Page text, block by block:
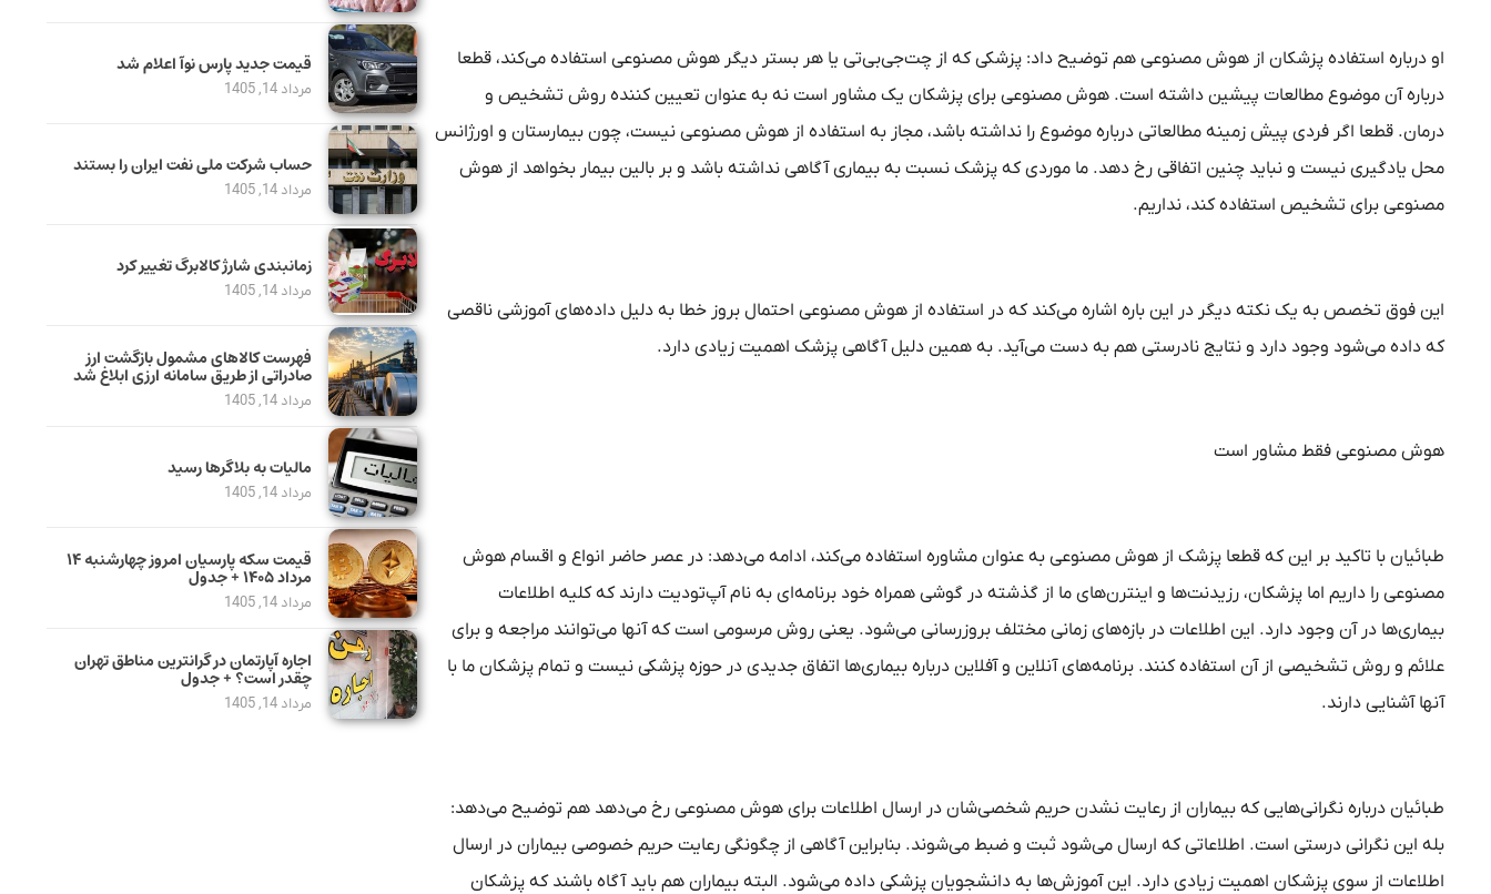
او درباره استفاده پزشکان از هوش مصنوعی هم توضیح داد: پزشکی که از چت‌جی‌بی‌تی یا هر بستر دیگر هوش مصنوعی استفاده می‌کند، قطعا
درباره آن موضوع مطالعات پیشین داشته است. هوش مصنوعی برای پزشکان یک مشاور است نه به عنوان تعیین کننده روش تشخیص‌ و
درمان. قطعا اگر فردی پیش زمینه مطالعاتی درباره موضوع را نداشته باشد، مجاز به استفاده از هوش مصنوعی نیست، چون بیمارستان و اورژانس
محل یادگیری نیست و نباید چنین اتفاقی رخ دهد. ما موردی که پزشک نسبت به بیماری آگاهی نداشته باشد و بر بالین بیمار بخواهد از هوش
مصنوعی برای تشخیص استفاده کند، نداریم.
این فوق تخصص به یک نکته دیگر در این باره اشاره می‌کند که در استفاده از هوش مصنوعی احتمال بروز خطا به دلیل داده‌های آموزشی ناقصی
که داده می‌شود وجود دارد و نتایج نادرستی هم به دست می‌آید. به همین دلیل آگاهی پزشک اهمیت زیادی دارد.
هوش مصنوعی فقط مشاور است
طبائیان با تاکید بر این که قطعا پزشک از هوش مصنوعی به عنوان مشاوره استفاده می‌کند، ادامه می‌دهد:‌ در عصر حاضر انواع و اقسام هوش
مصنوعی را داریم اما پزشکان، رزیدنت‌ها و اینترن‌های ما از گذشته در گوشی همراه خود برنامه‌ای به نام آپ‌تودیت دارند که کلیه اطلاعات
بیماری‌ها در آن وجود دارد. این اطلاعات در بازه‌های زمانی مختلف بروزرسانی می‌شود. یعنی روش مرسومی است که آنها می‌توانند مراجعه و برای
علائم و روش تشخیصی از آن استفاده کنند. برنامه‌های آنلاین و آفلاین درباره بیماری‌ها اتفاق جدیدی در حوزه پزشکی نیست و تمام پزشکان ما با
آنها آشنایی دارند.
طبائیان درباره نگرانی‌هایی که بیماران از رعایت نشدن حریم شخصی‌شان در ارسال اطلاعات برای هوش مصنوعی رخ می‌دهد هم توضیح می‌دهد:
بله این نگرانی درستی است. اطلاعاتی که ارسال می‌شود ثبت و ضبط می‌شوند. بنابراین آگاهی از چگونگی رعایت حریم خصوصی بیماران در ارسال
اطلاعات از سوی پزشکان اهمیت زیادی دارد. این آموزش‌ها به دانشجویان پزشکی داده می‌شود. البته بیماران هم باید آگاه باشند که پزشکان
قیمت جدید پارس نوآ اعلام شد
مرداد 14, 1405
حساب‌ شرکت ملی نفت ایران را بستند
مرداد 14, 1405
زمانبندی شارژ کالابرگ تغییر کرد
مرداد 14, 1405
فهرست کالاهای مشمول بازگشت ارز
صادراتی از طریق سامانه ارزی ابلاغ شد
مرداد 14, 1405
مالیات به بلاگرها رسید
مرداد 14, 1405
قیمت سکه پارسیان امروز چهارشنبه ۱۴
مرداد ۱۴۰۵ + جدول
مرداد 14, 1405
اجاره آپارتمان در گرانترین مناطق تهران
چقدر است؟ + جدول
مرداد 14, 1405